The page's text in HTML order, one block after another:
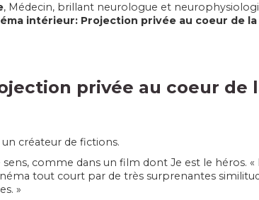
, Médecin, brillant neurologue et
intérieur: Projection privée au coeur de
privée au coeur de
créateur de fictions.
comme dans un film dont Je est le héros. «
tout court par de très surprenantes
»